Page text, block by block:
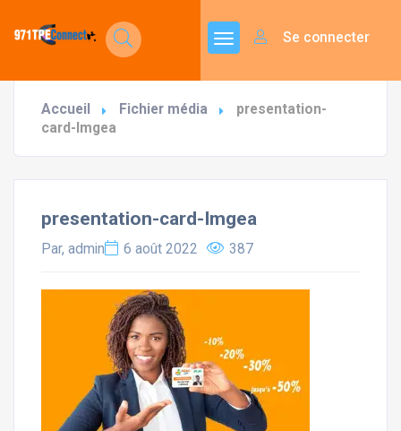
Se connecter
Accueil Fichier média
presentation-
card-Imgea
presentation-card-Imgea
Par, admin 6 août 2022 387